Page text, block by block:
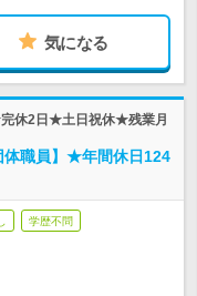
気になる
休2日★土日祝休★残業月
体職員】★年間休日124
学歴不問